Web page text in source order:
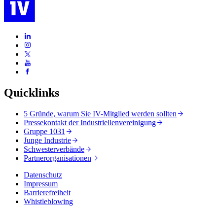
Quicklinks
5 Gründe, warum Sie IV-Mitglied werden sollten
Pressekontakt der Industriellenvereinigung
Gruppe 1031
Junge Industrie
Schwesterverbände
Partnerorganisationen
Datenschutz
Impressum
Barrierefreiheit
Whistleblowing